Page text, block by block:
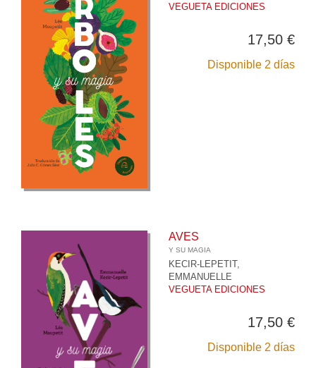
VEGUETA EDICIONES
17,50 €
Disponible 2 días
AVES
Y SU MAGIA
KECIR-LEPETIT,
EMMANUELLE
VEGUETA EDICIONES
17,50 €
Disponible 2 días